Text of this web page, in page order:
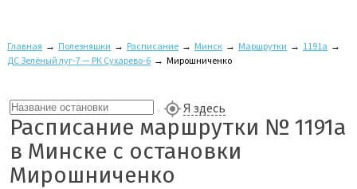
Главная → Полезняшки → Расписание → Минск → Маршрутки → 1191а →
ДС Зелёный луг-7 — РК Сухарево-6 → Мирошниченко
Я здесь
Расписание маршрутки № 1191а
в Минске с остановки
Мирошниченко